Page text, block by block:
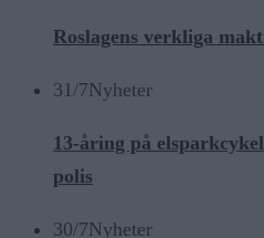
Roslagens verkliga
31/7Nyheter
13-åring på
polis
30/7Nyheter